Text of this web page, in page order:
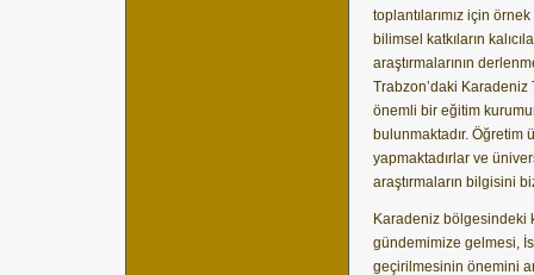
toplantılarımız için
bilimsel katkıların
araştırmalarının
Trabzon’daki Karadeniz
önemli bir eğitim
bulunmaktadır. Öğretim
yapmaktadırlar ve
araştırmaların bilgisini
Karadeniz bölgesindeki
gündemimize gelmesi,
geçirilmesinin önemini